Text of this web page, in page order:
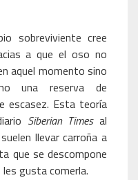
sobreviviente cree
a que el oso no
aquel momento sino
una reserva de
escasez. Esta teoría
Siberian Timesal
llevar carroña a
que se descompone
gusta comerla.